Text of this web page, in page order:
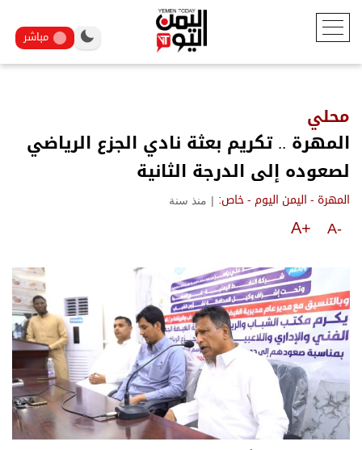
مباشر
محلي
المهرة .. تكريم بعثة نادي الجزع الرياضي
لصعوده إلى الدرجة الثانية
المهرة - اليمن اليوم - خاص: | منذ سنة
A-
A+